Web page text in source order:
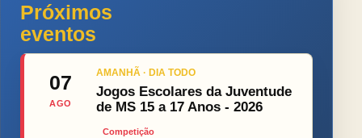
Próximos
eventos
07
AGO
AMANHÃ · DIA TODO
Jogos Escolares da Juventude
de MS 15 a 17 Anos - 2026
Competição